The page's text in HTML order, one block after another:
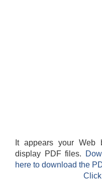
It appears your Web
display PDF files.
here to download the